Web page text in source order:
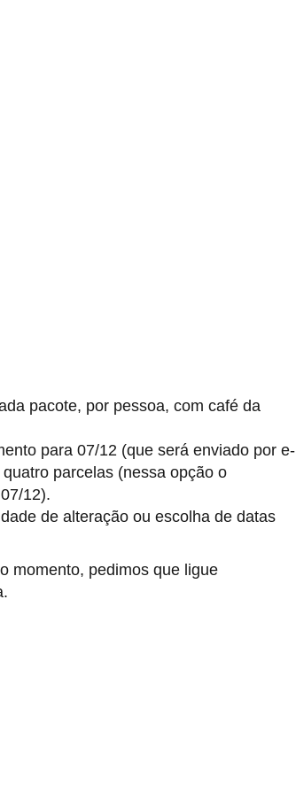
pacote, por pessoa, com café da
para 07/12 (que será enviado por e-
parcelas (nessa opção o
12).
de alteração ou escolha de datas
momento, pedimos que ligue